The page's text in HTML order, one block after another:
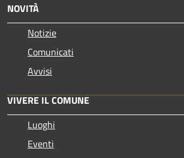
NOVITÀ
Notizie
Comunicati
Avvisi
VIVERE IL COMUNE
Luoghi
Eventi